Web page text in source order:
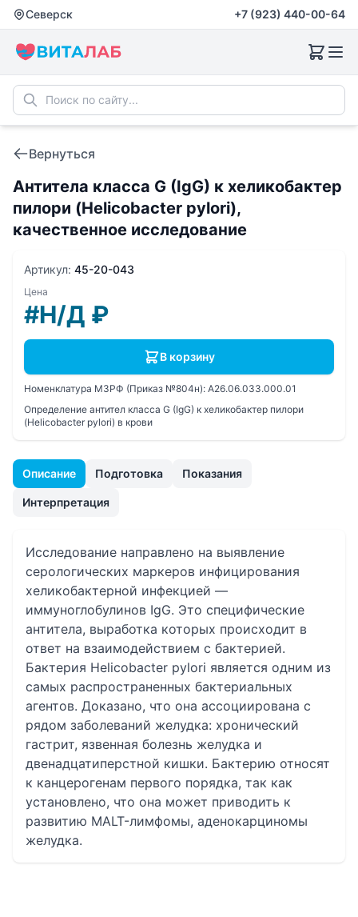
Северск +7 (923) 440-00-64
Вернуться
Антитела класса G (IgG) к хеликобактер
пилори (Helicobacter pylori),
качественное исследование
Описание Подготовка Показания
Интерпретация
Исследование направлено на выявление
серологических маркеров инфицирования
хеликобактерной инфекцией —
иммуноглобулинов IgG. Это специфические
антитела, выработка которых происходит в
ответ на взаимодействием с бактерией.
Бактерия Helicobacter pylori является одним из
самых распространенных бактериальных
агентов. Доказано, что она ассоциирована с
рядом заболеваний желудка: хронический
гастрит, язвенная болезнь желудка и
двенадцатиперстной кишки. Бактерию относят
к канцерогенам первого порядка, так как
установлено, что она может приводить к
развитию MALT-лимфомы, аденокарциномы
желудка.
Артикул: 45-20-043
Цена
#Н/Д ₽
В корзину
Номенклатура МЗРФ (Приказ №804н): A26.06.033.000.01
Определение антител класса G (IgG) к хеликобактер пилори
(Helicobacter pylori) в крови